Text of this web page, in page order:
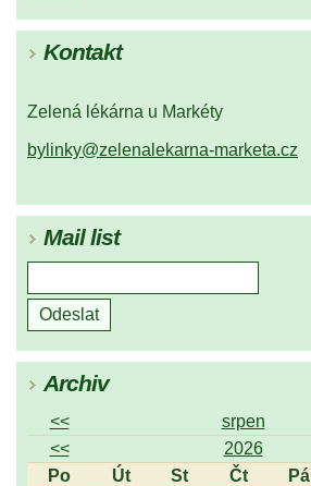
Kontakt
Zelená lékárna u Markéty
bylinky@zelenalekarna-marketa.cz
Mail list
Archiv
<< srpen
<<
2026
Po
Út St Čt Pá